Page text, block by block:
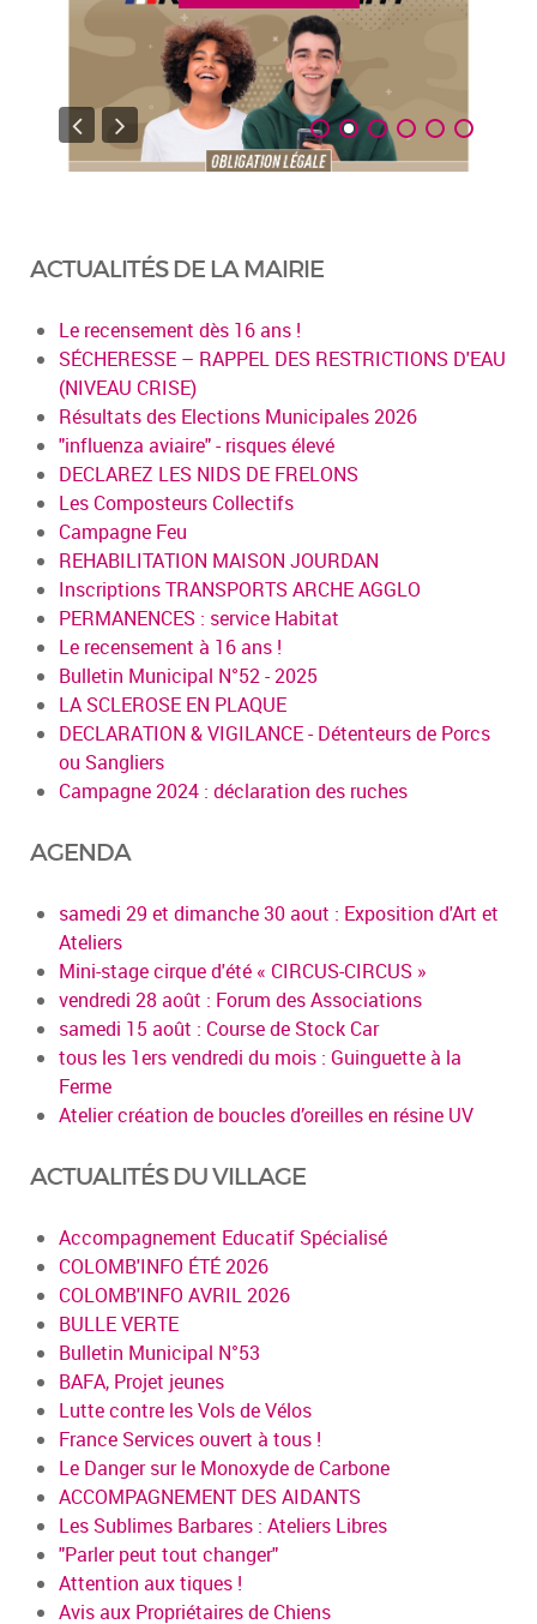
ACTUALITÉS DE LA MAIRIE
Le recensement dès 16 ans !
SÉCHERESSE – RAPPEL DES RESTRICTIONS D'EAU
(NIVEAU CRISE)
Résultats des Elections Municipales 2026
"influenza aviaire" - risques élevé
DECLAREZ LES NIDS DE FRELONS
Les Composteurs Collectifs
Campagne Feu
REHABILITATION MAISON JOURDAN
Inscriptions TRANSPORTS ARCHE AGGLO
PERMANENCES : service Habitat
Le recensement à 16 ans !
Bulletin Municipal N°52 - 2025
LA SCLEROSE EN PLAQUE
DECLARATION & VIGILANCE - Détenteurs de Porcs
ou Sangliers
Campagne 2024 : déclaration des ruches
AGENDA
samedi 29 et dimanche 30 aout : Exposition d'Art et
Ateliers
Mini-stage cirque d'été « CIRCUS-CIRCUS »
vendredi 28 août : Forum des Associations
samedi 15 août : Course de Stock Car
tous les 1ers vendredi du mois : Guinguette à la
Ferme
Atelier création de boucles d’oreilles en résine UV
ACTUALITÉS DU VILLAGE
Accompagnement Educatif Spécialisé
COLOMB'INFO ÉTÉ 2026
COLOMB'INFO AVRIL 2026
BULLE VERTE
Bulletin Municipal N°53
BAFA, Projet jeunes
Lutte contre les Vols de Vélos
France Services ouvert à tous !
Le Danger sur le Monoxyde de Carbone
ACCOMPAGNEMENT DES AIDANTS
Les Sublimes Barbares : Ateliers Libres
"Parler peut tout changer"
Attention aux tiques !
Avis aux Propriétaires de Chiens